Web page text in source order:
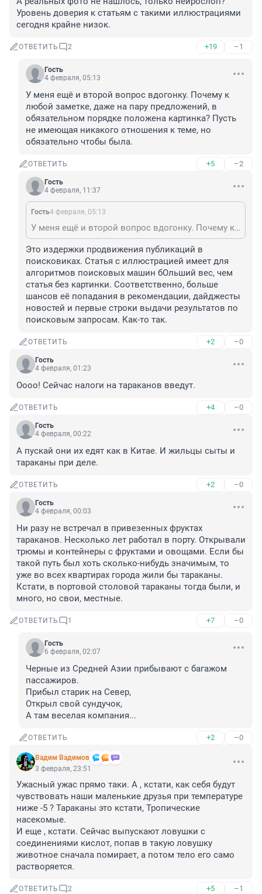
Уровень доверия к статьям с такими иллюстрациями
сегодня крайне низок.
ОТВЕТИТЬ 2 +19 –1
Гость
4 февраля, 05:13
У меня ещё и второй вопрос вдогонку. Почему к
любой заметке, даже на пару предложений, в
обязательном порядке положена картинка? Пусть
не имеющая никакого отношения к теме, но
обязательно чтобы была.
ОТВЕТИТЬ +5 –2
Гость
4 февраля, 11:37
Гость4 февраля, 05:13
У меня ещё и второй вопрос вдогонку. Почему к любой заметке, даже на пару предложений, в обязательном порядке положена картинка? Пусть не имеющая никакого отношения к теме, но обязательно чтобы была.
Это издержки продвижения публикаций в
поисковиках. Статья с иллюстрацией имеет для
алгоритмов поисковых машин бОльший вес, чем
статья без картинки. Соответственно, больше
шансов её попадания в рекомендации, дайджесты
новостей и первые строки выдачи результатов по
поисковым запросам. Как-то так.
ОТВЕТИТЬ +2 –0
Гость
4 февраля, 01:23
Оооо! Сейчас налоги на тараканов введут.
ОТВЕТИТЬ +4 –0
Гость
4 февраля, 00:22
А пускай они их едят как в Китае. И жильцы сыты и
тараканы при деле.
ОТВЕТИТЬ +2 –0
Гость
4 февраля, 00:03
Ни разу не встречал в привезенных фруктах
тараканов. Несколько лет работал в порту. Открывали
трюмы и контейнеры с фруктами и овощами. Если бы
такой путь был хоть сколько-нибудь значимым, то
уже во всех квартирах города жили бы тараканы.
Кстати, в портовой столовой тараканы тогда были, и
много, но свои, местные.
ОТВЕТИТЬ 1 +7 –0
Гость
6 февраля, 02:07
Черные из Средней Азии прибывают с багажом
пассажиров.
Прибыл старик на Север,
Открыл свой сундучок,
А там веселая компания...
ОТВЕТИТЬ +2 –0
Вадим Вадимов
3 февраля, 23:51
Ужасный ужас прямо таки. А , кстати, как себя будут
чувствовать наши маленькие друзья при температуре
ниже -5 ? Тараканы это кстати, Тропические
насекомые.
И еще , кстати. Сейчас выпускают ловушки с
соединениями кислот, попав в такую ловушку
животное сначала помирает, а потом тело его само
растворяется.
ОТВЕТИТЬ 2 +5 –1